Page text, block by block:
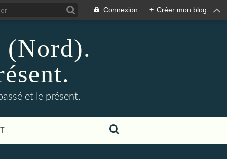
Connexion + Créer mon blog
et le présent.